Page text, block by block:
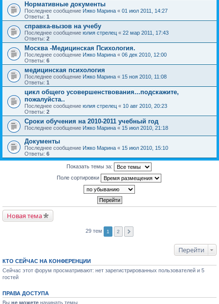
Нормативные документы
Последнее сообщение Ижко Марина « 01 июл 2011, 14:27
Ответы: 1
справка-вызов на учебу
Последнее сообщение юлия стрелец « 22 мар 2011, 17:43
Ответы: 2
Москва -Медицинская Психология.
Последнее сообщение Ижко Марина « 06 дек 2010, 12:00
Ответы: 6
медицинская психология
Последнее сообщение Ижко Марина « 15 ноя 2010, 11:08
Ответы: 1
цикл общего усовершенствования...подскажите,
пожалуйста..
Последнее сообщение юлия стрелец « 10 авг 2010, 20:23
Ответы: 2
Сроки обучения на 2010-2011 учебный год
Последнее сообщение Ижко Марина « 15 июл 2010, 21:18
Документы
Последнее сообщение Ижко Марина « 15 июл 2010, 15:10
Ответы: 6
Показать темы за:
Поле сортировки
Новая тема
29 тем 1 2
Перейти
КТО СЕЙЧАС НА КОНФЕРЕНЦИИ
Сейчас этот форум просматривают: нет зарегистрированных пользователей и 5
гостей
ПРАВА ДОСТУПА
Вы не можете начинать темы